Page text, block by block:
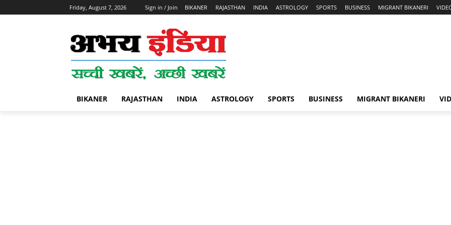
Friday, August 7, 2026 Sign in / Join BIKANER RAJASTHAN INDIA ASTROLOGY SPORTS BUSINESS MIGRANT BIKANERI
BIKANER RAJASTHAN INDIA ASTROLOGY SPORTS BUSINESS MIGRANT BIKANERI